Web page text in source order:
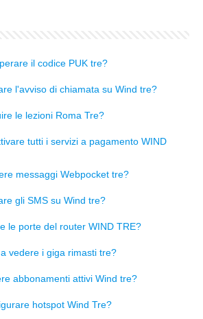
il codice PUK tre?
l'avviso di chiamata su Wind tre?
le lezioni Roma Tre?
tutti i servizi a pagamento WIND
messaggi Webpocket tre?
gli SMS su Wind tre?
le porte del router WIND TRE?
vedere i giga rimasti tre?
abbonamenti attivi Wind tre?
hotspot Wind Tre?